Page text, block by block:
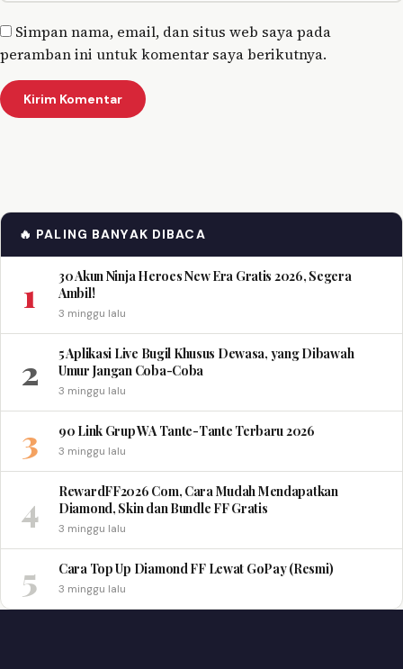
Simpan nama, email, dan situs web saya pada
peramban ini untuk komentar saya berikutnya.
🔥 PALING BANYAK DIBACA
1
30 Akun Ninja Heroes New Era Gratis 2026, Segera
Ambil!
3 minggu lalu
2
5 Aplikasi Live Bugil Khusus Dewasa, yang Dibawah
Umur Jangan Coba-Coba
3 minggu lalu
3 90 Link Grup WA Tante-Tante Terbaru 2026
3 minggu lalu
4
RewardFF2026 Com, Cara Mudah Mendapatkan
Diamond, Skin dan Bundle FF Gratis
3 minggu lalu
5 Cara Top Up Diamond FF Lewat GoPay (Resmi)
3 minggu lalu